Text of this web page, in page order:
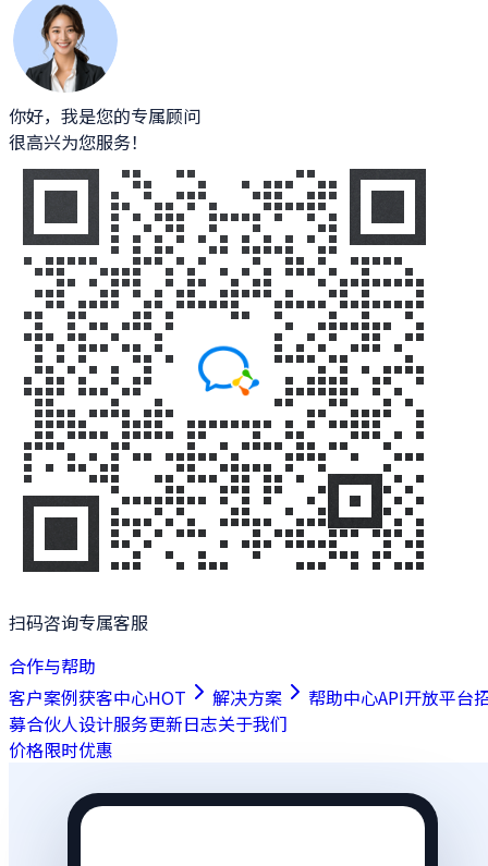
你好，我是您的专属顾问
很高兴为您服务！
扫码咨询专属客服
合作与帮助
客户案例获客中心HOT 解决方案 帮助中心API开放平台
募合伙人设计服务更新日志关于我们
价格限时优惠